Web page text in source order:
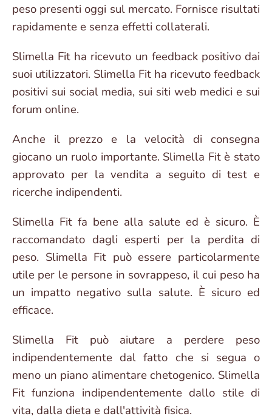
peso presenti oggi sul mercato. Fornisce risultati
rapidamente e senza effetti collaterali.
Slimella Fit ha ricevuto un feedback positivo dai
suoi utilizzatori. Slimella Fit ha ricevuto feedback
positivi sui social media, sui siti web medici e sui
forum online.
Anche il prezzo e la velocità di consegna
giocano un ruolo importante. Slimella Fit è stato
approvato per la vendita a seguito di test e
ricerche indipendenti.
Slimella Fit fa bene alla salute ed è sicuro. È
raccomandato dagli esperti per la perdita di
peso. Slimella Fit può essere particolarmente
utile per le persone in sovrappeso, il cui peso ha
un impatto negativo sulla salute. È sicuro ed
efficace.
Slimella Fit può aiutare a perdere peso
indipendentemente dal fatto che si segua o
meno un piano alimentare chetogenico. Slimella
Fit funziona indipendentemente dallo stile di
vita, dalla dieta e dall'attività fisica.